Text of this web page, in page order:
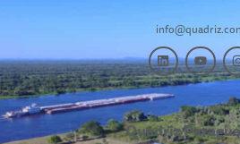
Quadriz